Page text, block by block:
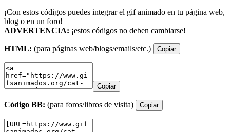
¡Con estos códigos puedes integrar el gif animado en tu página web,
blog o en un foro!
ADVERTENCIA: ¡estos códigos no deben cambiarse!
HTML: (para páginas web/blogs/emails/etc.) Copiar
Copiar
Código BB: (para foros/libros de visita) Copiar